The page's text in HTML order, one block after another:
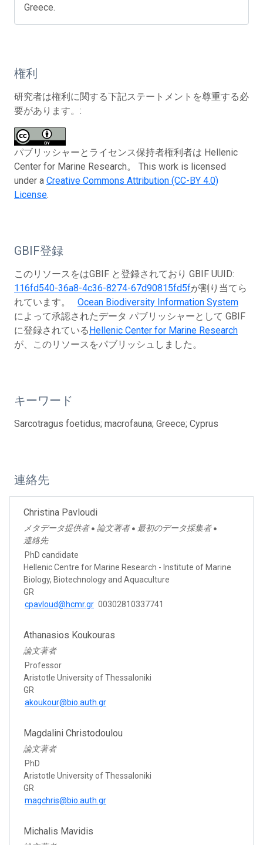
Greece.
権利
研究者は権利に関する下記ステートメントを尊重する必
要があります。:
パブリッシャーとライセンス保持者権利者は Hellenic
Center for Marine Research。 This work is licensed
under a Creative Commons Attribution (CC-BY 4.0)
License.
GBIF登録
このリソースをはGBIF と登録されており GBIF UUID:
116fd540-36a8-4c36-8274-67d90815fd5fが割り当てら
れています。 Ocean Biodiversity Information System
によって承認されたデータ パブリッシャーとして GBIF
に登録されているHellenic Center for Marine Research
が、このリソースをパブリッシュしました。
キーワード
Sarcotragus foetidus; macrofauna; Greece; Cyprus
連絡先
Christina Pavloudi
メタデータ提供者 ● 論文著者 ● 最初のデータ採集者 ●
連絡先
PhD candidate
Hellenic Centre for Marine Research - Institute of Marine
Biology, Biotechnology and Aquaculture
GR
cpavloud@hcmr.gr 00302810337741
Athanasios Koukouras
論文著者
Professor
Aristotle University of Thessaloniki
GR
akoukour@bio.auth.gr
Magdalini Christodoulou
論文著者
PhD
Aristotle University of Thessaloniki
GR
magchris@bio.auth.gr
Michalis Mavidis